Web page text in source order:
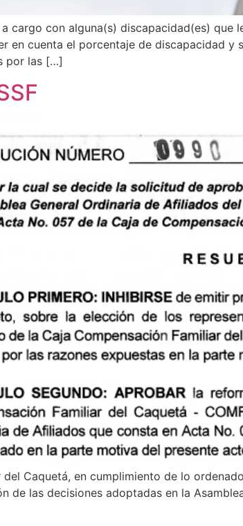
cargo con alguna(s) discapacidad(es)
en cuenta el porcentaje de discapacidad
por las […]
del Caquetá, en cumplimiento de lo
de las decisiones adoptadas en la